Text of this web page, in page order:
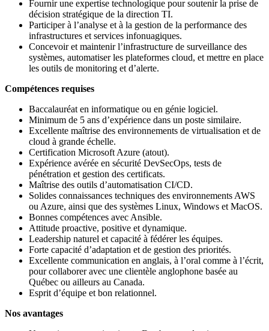
Fournir une expertise technologique pour soutenir la prise de
décision stratégique de la direction TI.
Participer à l’analyse et à la gestion de la performance des
infrastructures et services infonuagiques.
Concevoir et maintenir l’infrastructure de surveillance des
systèmes, automatiser les plateformes cloud, et mettre en place
les outils de monitoring et d’alerte.
Compétences requises
Baccalauréat en informatique ou en génie logiciel.
Minimum de 5 ans d’expérience dans un poste similaire.
Excellente maîtrise des environnements de virtualisation et de
cloud à grande échelle.
Certification Microsoft Azure (atout).
Expérience avérée en sécurité DevSecOps, tests de
pénétration et gestion des certificats.
Maîtrise des outils d’automatisation CI/CD.
Solides connaissances techniques des environnements AWS
ou Azure, ainsi que des systèmes Linux, Windows et MacOS.
Bonnes compétences avec Ansible.
Attitude proactive, positive et dynamique.
Leadership naturel et capacité à fédérer les équipes.
Forte capacité d’adaptation et de gestion des priorités.
Excellente communication en anglais, à l’oral comme à l’écrit,
pour collaborer avec une clientèle anglophone basée au
Québec ou ailleurs au Canada.
Esprit d’équipe et bon relationnel.
Nos avantages